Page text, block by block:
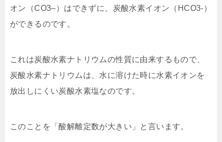
オン（CO3–）はできずに、炭酸水素イオン（HCO3-）
ができるのです。
これは炭酸水素ナトリウムの性質に由来するもので、
炭酸水素ナトリウムは、水に溶けた時に水素イオンを
放出しにくい炭酸水素塩なのです。
このことを「酸解離定数が大きい」と言います。